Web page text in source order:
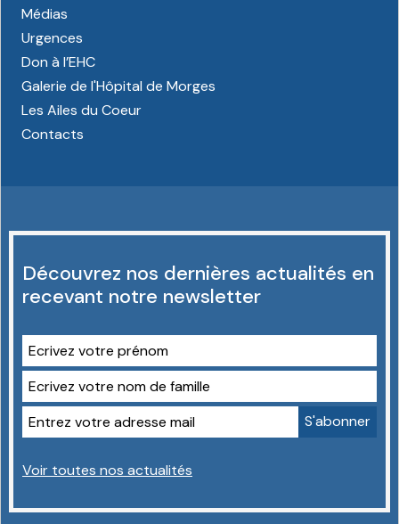
Médias
Urgences
Don à l’EHC
Galerie de l'Hôpital de Morges
Les Ailes du Coeur
Contacts
Découvrez nos dernières actualités en
recevant notre newsletter
Voir toutes nos actualités